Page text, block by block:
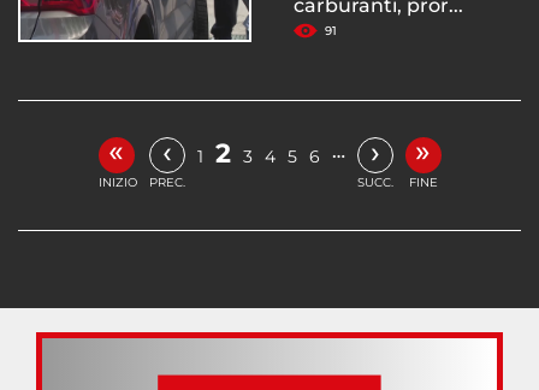
carburanti, pror...
91
«
INIZIO
‹
PREC.
1 2 3 4 5 6 … ›
SUCC.
»
FINE